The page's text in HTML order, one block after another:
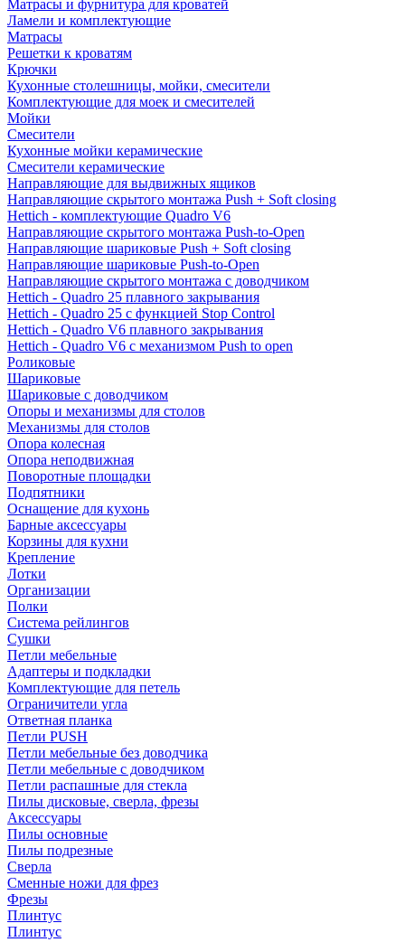
Матрасы и фурнитура для кроватей
Ламели и комплектующие
Матрасы
Решетки к кроватям
Крючки
Кухонные столешницы, мойки, смесители
Комплектующие для моек и смесителей
Мойки
Смесители
Кухонные мойки керамические
Смесители керамические
Направляющие для выдвижных ящиков
Направляющие скрытого монтажа Push + Soft closing
Hettich - комплектующие Quadro V6
Направляющие скрытого монтажа Push-to-Open
Направляющие шариковые Push + Soft closing
Направляющие шариковые Push-to-Open
Направляющие скрытого монтажа с доводчиком
Hettich - Quadro 25 плавного закрывания
Hettich - Quadro 25 с функцией Stop Control
Hettich - Quadro V6 плавного закрывания
Hettich - Quadro V6 с механизмом Push to open
Роликовые
Шариковые
Шариковые с доводчиком
Опоры и механизмы для столов
Механизмы для столов
Опора колесная
Опора неподвижная
Поворотные площадки
Подпятники
Оснащение для кухонь
Барные аксессуары
Корзины для кухни
Крепление
Лотки
Организации
Полки
Система рейлингов
Сушки
Петли мебельные
Адаптеры и подкладки
Комплектующие для петель
Ограничители угла
Ответная планка
Петли PUSH
Петли мебельные без доводчика
Петли мебельные с доводчиком
Петли распашные для стекла
Пилы дисковые, сверла, фрезы
Аксессуары
Пилы основные
Пилы подрезные
Сверла
Сменные ножи для фрез
Фрезы
Плинтус
Плинтус